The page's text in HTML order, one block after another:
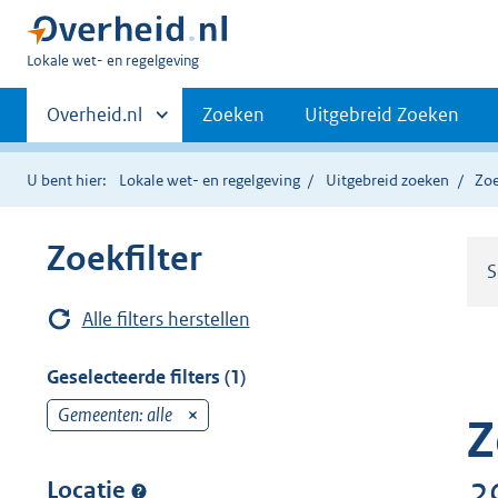
U
hier:
Lokale wet- en regelgeving
Primaire
navigatie
Andere
sites
binnen
Overheid.nl Zoeken Uitgebreid Zoeken
U bent hier: Lokale wet- en regelgeving Uitgebreid zoeken
Zoekfilter
Alle filters herstellen
Geselecteerde filters (1)
Gemeenten: alle
Locatie